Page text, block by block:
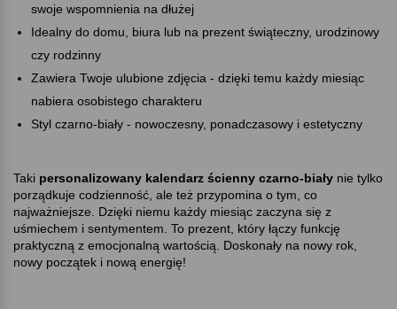
swoje wspomnienia na dłużej
Idealny do domu, biura lub na prezent świąteczny, urodzinowy
czy rodzinny
Zawiera Twoje ulubione zdjęcia - dzięki temu każdy miesiąc
nabiera osobistego charakteru
Styl czarno-biały - nowoczesny, ponadczasowy i estetyczny
Taki personalizowany kalendarz ścienny czarno-biały nie tylko
porządkuje codzienność, ale też przypomina o tym, co
najważniejsze. Dzięki niemu każdy miesiąc zaczyna się z
uśmiechem i sentymentem. To prezent, który łączy funkcję
praktyczną z emocjonalną wartością. Doskonały na nowy rok,
nowy początek i nową energię!